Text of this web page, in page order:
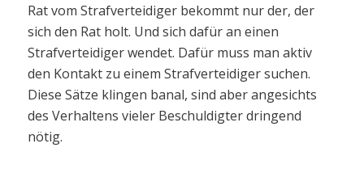
Rat vom Strafverteidiger bekommt nur der, der
sich den Rat holt. Und sich dafür an einen
Strafverteidiger wendet. Dafür muss man aktiv
den Kontakt zu einem Strafverteidiger suchen.
Diese Sätze klingen banal, sind aber angesichts
des Verhaltens vieler Beschuldigter dringend
nötig.